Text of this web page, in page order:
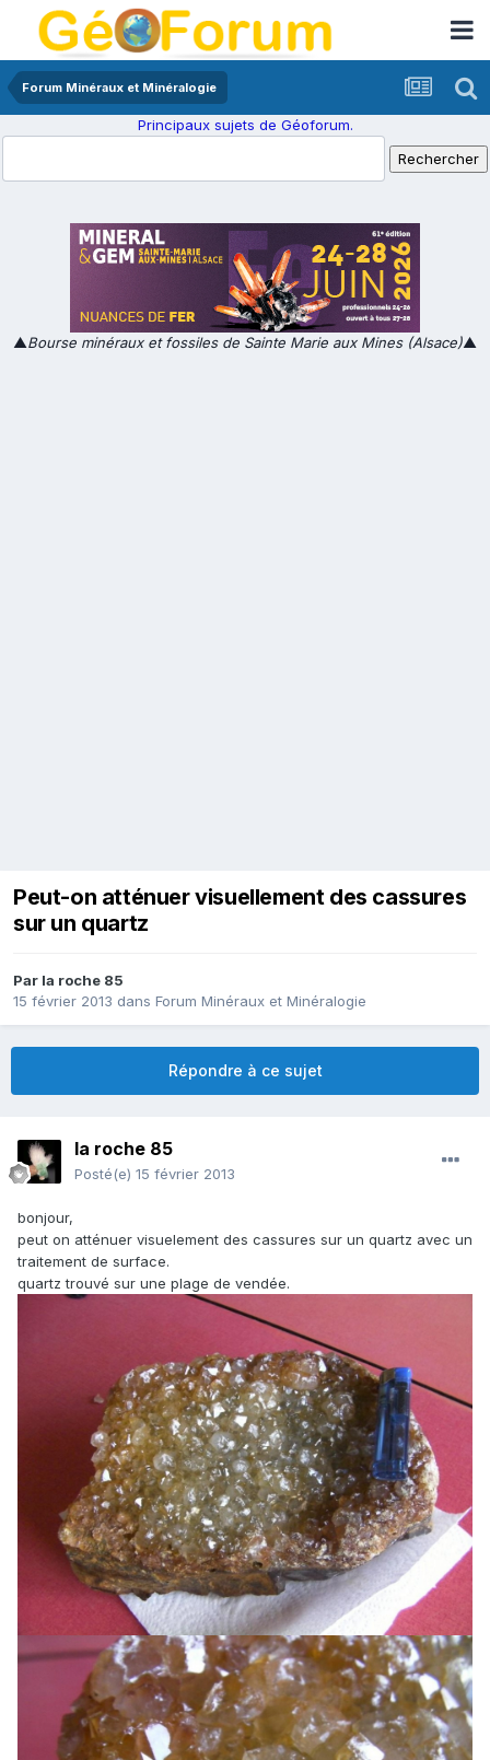
Forum Minéraux et Minéralogie
Principaux sujets de Géoforum.
▲Bourse minéraux et fossiles de Sainte Marie aux Mines (Alsace)▲
Peut-on atténuer visuellement des cassures
sur un quartz
Par la roche 85
15 février 2013 dans Forum Minéraux et Minéralogie
Répondre à ce sujet
la roche 85
Posté(e) 15 février 2013
bonjour,
peut on atténuer visuelement des cassures sur un quartz avec un
traitement de surface.
quartz trouvé sur une plage de vendée.